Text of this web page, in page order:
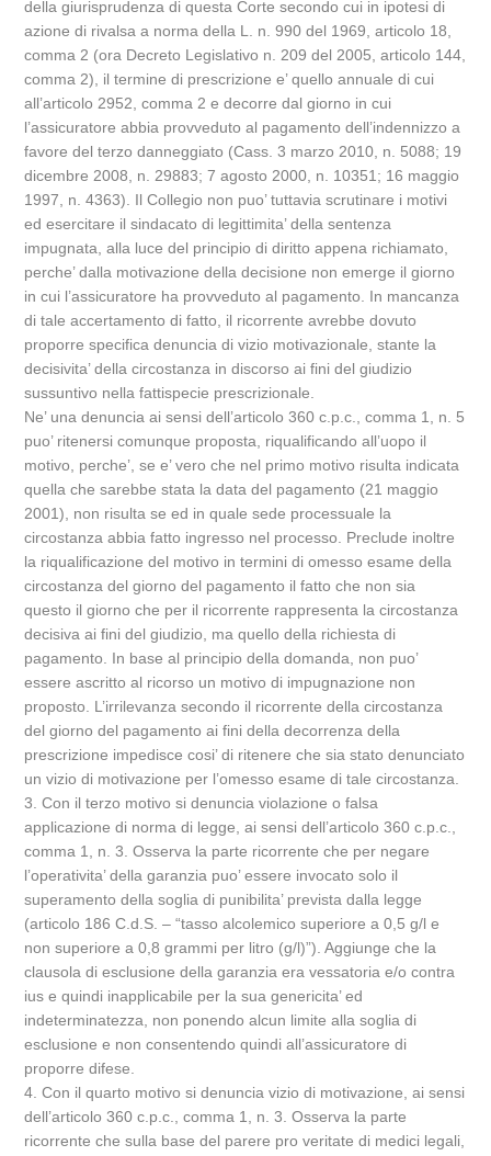
della giurisprudenza di questa Corte secondo cui in ipotesi di
azione di rivalsa a norma della L. n. 990 del 1969, articolo 18,
comma 2 (ora Decreto Legislativo n. 209 del 2005, articolo 144,
comma 2), il termine di prescrizione e’ quello annuale di cui
all’articolo 2952, comma 2 e decorre dal giorno in cui
l’assicuratore abbia provveduto al pagamento dell’indennizzo a
favore del terzo danneggiato (Cass. 3 marzo 2010, n. 5088; 19
dicembre 2008, n. 29883; 7 agosto 2000, n. 10351; 16 maggio
1997, n. 4363). Il Collegio non puo’ tuttavia scrutinare i motivi
ed esercitare il sindacato di legittimita’ della sentenza
impugnata, alla luce del principio di diritto appena richiamato,
perche’ dalla motivazione della decisione non emerge il giorno
in cui l’assicuratore ha provveduto al pagamento. In mancanza
di tale accertamento di fatto, il ricorrente avrebbe dovuto
proporre specifica denuncia di vizio motivazionale, stante la
decisivita’ della circostanza in discorso ai fini del giudizio
sussuntivo nella fattispecie prescrizionale.
Ne’ una denuncia ai sensi dell’articolo 360 c.p.c., comma 1, n. 5
puo’ ritenersi comunque proposta, riqualificando all’uopo il
motivo, perche’, se e’ vero che nel primo motivo risulta indicata
quella che sarebbe stata la data del pagamento (21 maggio
2001), non risulta se ed in quale sede processuale la
circostanza abbia fatto ingresso nel processo. Preclude inoltre
la riqualificazione del motivo in termini di omesso esame della
circostanza del giorno del pagamento il fatto che non sia
questo il giorno che per il ricorrente rappresenta la circostanza
decisiva ai fini del giudizio, ma quello della richiesta di
pagamento. In base al principio della domanda, non puo’
essere ascritto al ricorso un motivo di impugnazione non
proposto. L’irrilevanza secondo il ricorrente della circostanza
del giorno del pagamento ai fini della decorrenza della
prescrizione impedisce cosi’ di ritenere che sia stato denunciato
un vizio di motivazione per l’omesso esame di tale circostanza.
3. Con il terzo motivo si denuncia violazione o falsa
applicazione di norma di legge, ai sensi dell’articolo 360 c.p.c.,
comma 1, n. 3. Osserva la parte ricorrente che per negare
l’operativita’ della garanzia puo’ essere invocato solo il
superamento della soglia di punibilita’ prevista dalla legge
(articolo 186 C.d.S. – “tasso alcolemico superiore a 0,5 g/l e
non superiore a 0,8 grammi per litro (g/l)”). Aggiunge che la
clausola di esclusione della garanzia era vessatoria e/o contra
ius e quindi inapplicabile per la sua genericita’ ed
indeterminatezza, non ponendo alcun limite alla soglia di
esclusione e non consentendo quindi all’assicuratore di
proporre difese.
4. Con il quarto motivo si denuncia vizio di motivazione, ai sensi
dell’articolo 360 c.p.c., comma 1, n. 3. Osserva la parte
ricorrente che sulla base del parere pro veritate di medici legali,